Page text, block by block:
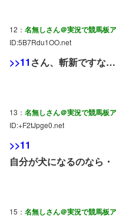
12： 名無しさん＠実況で競馬板
ID:5B7Rdu1OO.net
>>11 さん、斬新ですな…
13： 名無しさん＠実況で競馬板
ID:+F2tJpge0.net
>>11
自分が犬になるのなら・
15： 名無しさん＠実況で競馬板